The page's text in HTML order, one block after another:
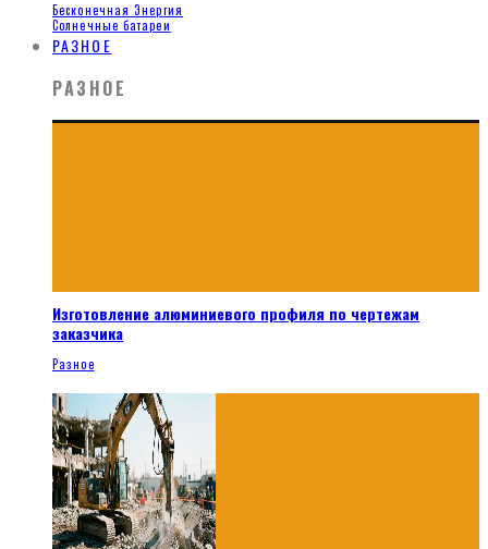
Бесконечная Энергия
Солнечные батареи
РАЗНОЕ
РАЗНОЕ
Изготовление алюминиевого профиля по чертежам
заказчика
Разное